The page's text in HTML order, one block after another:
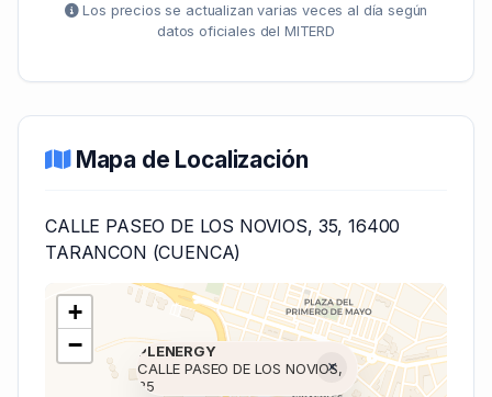
Los precios se actualizan varias veces al día según
datos oficiales del MITERD
Mapa de Localización
CALLE PASEO DE LOS NOVIOS, 35, 16400
TARANCON (CUENCA)
PLENERGY
CALLE PASEO DE LOS NOVIOS,
35
×
+
−